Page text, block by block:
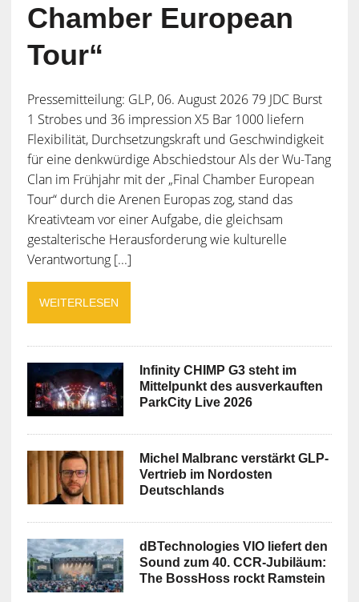
Chamber European
Tour“
Pressemitteilung: GLP, 06. August 2026 79 JDC Burst
1 Strobes und 36 impression X5 Bar 1000 liefern
Flexibilität, Durchsetzungskraft und Geschwindigkeit
für eine denkwürdige Abschiedstour Als der Wu-Tang
Clan im Frühjahr mit der „Final Chamber European
Tour“ durch die Arenen Europas zog, stand das
Kreativteam vor einer Aufgabe, die gleichsam
gestalterische Herausforderung wie kulturelle
Verantwortung [...]
WEITERLESEN
Infinity CHIMP G3 steht im
Mittelpunkt des ausverkauften
ParkCity Live 2026
Michel Malbranc verstärkt GLP-
Vertrieb im Nordosten
Deutschlands
dBTechnologies VIO liefert den
Sound zum 40. CCR-Jubiläum:
The BossHoss rockt Ramstein